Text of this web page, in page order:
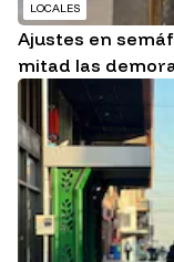
LOCALES
Ajustes en
mitad las